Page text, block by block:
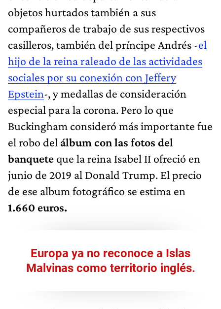
objetos hurtados también a sus
compañeros de trabajo de sus respectivos
casilleros, también del príncipe Andrés -el
hijo de la reina raleado de las actividades
sociales por su conexión con Jeffery
Epstein-, y medallas de consideración
especial para la corona. Pero lo que
Buckingham consideró más importante fue
el robo del álbum con las fotos del
banquete que la reina Isabel II ofreció en
junio de 2019 al Donald Trump. El precio
de ese album fotográfico se estima en
1.660 euros.
Europa ya no reconoce a Islas
Malvinas como territorio inglés.